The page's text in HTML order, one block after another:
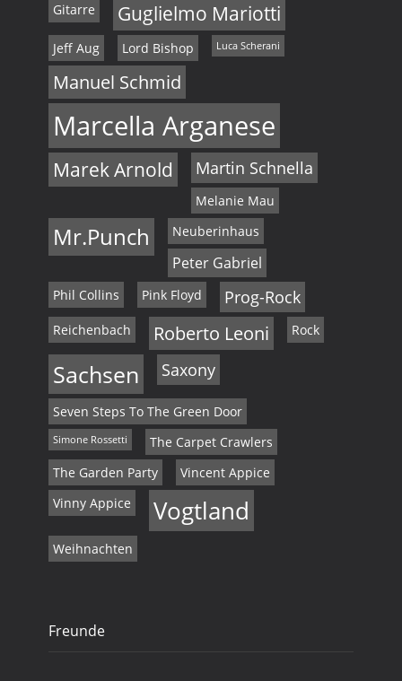
Gitarre Guglielmo Mariotti
Jeff Aug Lord Bishop Luca Scherani
Manuel Schmid
Marcella Arganese
Marek Arnold Martin Schnella
Melanie Mau
Mr.Punch Neuberinhaus
Peter Gabriel
Phil Collins Pink Floyd Prog-Rock
Reichenbach Roberto Leoni Rock
Sachsen Saxony
Seven Steps To The Green Door
Simone Rossetti
The Carpet Crawlers
The Garden Party
Vincent Appice
Vinny Appice
Vogtland
Weihnachten
Freunde